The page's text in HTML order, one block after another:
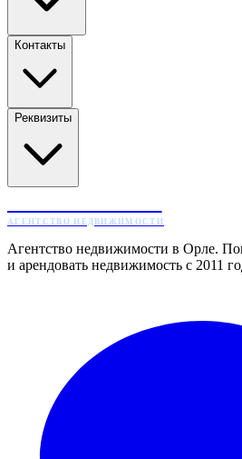
Контакты
Реквизиты
АГЕНТСТВО НЕДВИЖИМОСТИ
Агентство недвижимости в Орле.
и арендовать недвижимость с 2011